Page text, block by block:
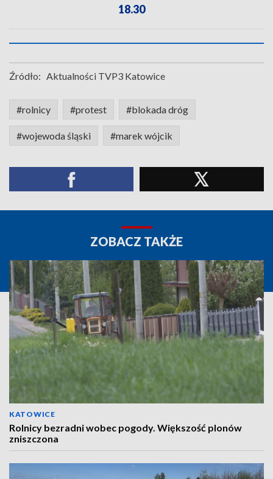
18.30
Źródło: Aktualności TVP3 Katowice
#rolnicy #protest #blokada dróg
#wojewoda śląski #marek wójcik
ZOBACZ TAKŻE
KATOWICE
Rolnicy bezradni wobec pogody. Większość plonów
zniszczona